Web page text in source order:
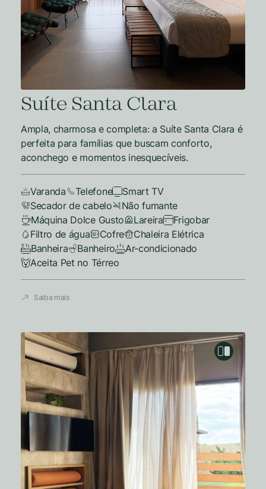
Suíte Santa Clara
Ampla, charmosa e completa: a Suíte Santa Clara é
perfeita para famílias que buscam conforto,
aconchego e momentos inesquecíveis.
Varanda Telefone
Smart TV
Secador de cabelo
Não fumante
Máquina Dolce Gusto
Lareira
Frigobar
Filtro de água
Cofre
Chaleira Elétrica
Banheira
Banheiro
Ar-condicionado
Aceita Pet no Térreo
Saiba mais